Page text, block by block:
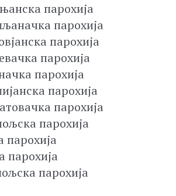
парохија
парохија
парохија
парохија
парохија
парохија
парохија
парохија
парохија
парохија